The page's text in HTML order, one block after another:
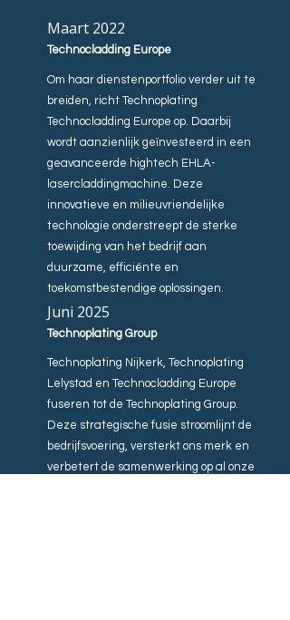
Maart 2022
Technocladding Europe
Om haar dienstenportfolio verder uit te
breiden, richt Technoplating
Technocladding Europe op. Daarbij
wordt aanzienlijk geïnvesteerd in een
geavanceerde hightech EHLA-
lasercladdingmachine. Deze
innovatieve en milieuvriendelijke
technologie onderstreept de sterke
toewijding van het bedrijf aan
duurzame, efficiënte en
toekomstbestendige oplossingen.
Juni 2025
Technoplating Group
Technoplating Nijkerk, Technoplating
Lelystad en Technocladding Europe
fuseren tot de Technoplating Group.
Deze strategische fusie stroomlijnt de
bedrijfsvoering, versterkt ons merk en
verbetert de samenwerking op al onze